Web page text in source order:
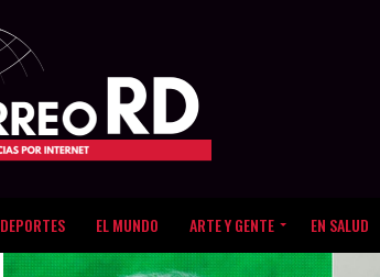
DEPORTES EL MUNDO ARTE Y GENTE EN SALUD